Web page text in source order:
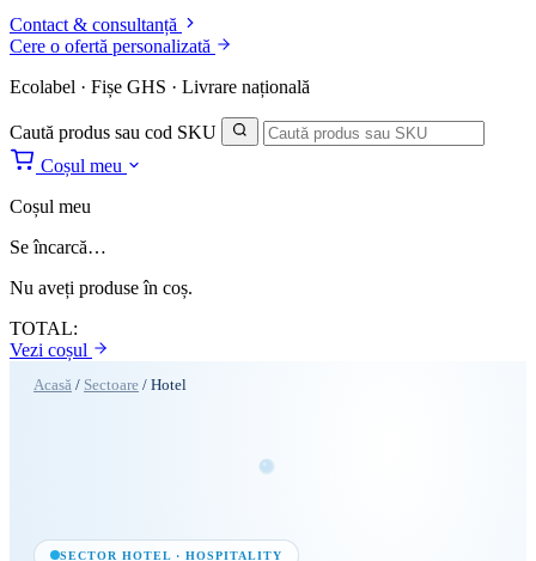
Contact & consultanță
Cere o ofertă personalizată
Ecolabel · Fișe GHS · Livrare națională
Caută produs sau cod SKU
Coșul meu
Coșul meu
Se încarcă…
Nu aveți produse în coș.
TOTAL:
Vezi coșul
Acasă / Sectoare / Hotel
SECTOR HOTEL · HOSPITALITY